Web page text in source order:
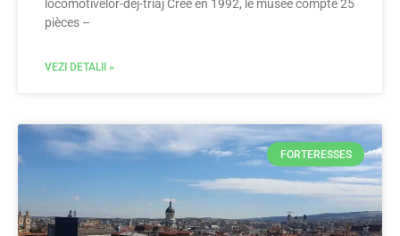
locomotivelor-dej-triaj Créé en 1992, le musée compte 25
pièces –
VEZI DETALII »
FORTERESSES